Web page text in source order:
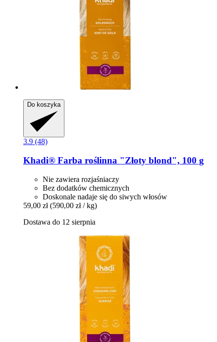
Do koszyka
3.9 (48)
Khadi® Farba roślinna "Złoty blond", 100 g
Nie zawiera rozjaśniaczy
Bez dodatków chemicznych
Doskonale nadaje się do siwych włosów
59,00 zł (590,00 zł / kg)
Dostawa do 12 sierpnia